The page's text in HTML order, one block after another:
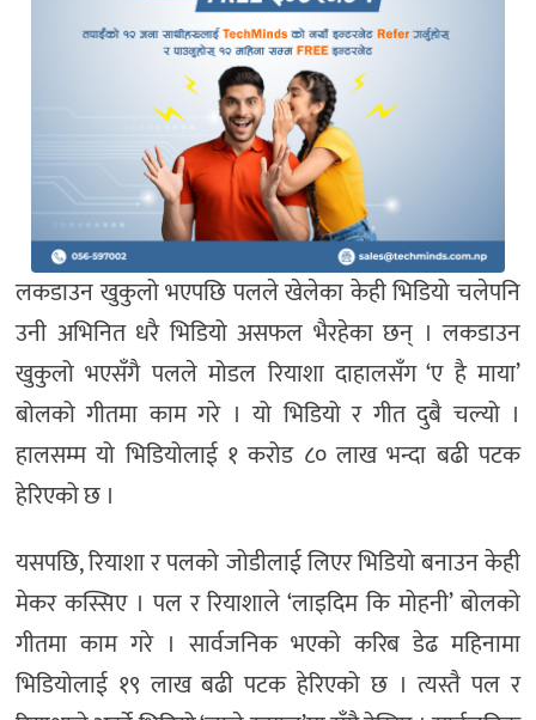
लकडाउन खुकुलो भएपछि पलले खेलेका केही भिडियो चलेपनि
उनी अभिनित धरै भिडियो असफल भैरहेका छन् । लकडाउन
खुकुलो भएसँगै पलले मोडल रियाशा दाहालसँग ‘ए है माया’
बोलको गीतमा काम गरे । यो भिडियो र गीत दुबै चल्यो ।
हालसम्म यो भिडियोलाई १ करोड ८० लाख भन्दा बढी पटक
हेरिएको छ ।
यसपछि, रियाशा र पलको जोडीलाई लिएर भिडियो बनाउन केही
मेकर कस्सिए । पल र रियाशाले ‘लाइदिम कि मोहनी’ बोलको
गीतमा काम गरे । सार्वजनिक भएको करिब डेढ महिनामा
भिडियोलाई १९ लाख बढी पटक हेरिएको छ । त्यस्तै पल र